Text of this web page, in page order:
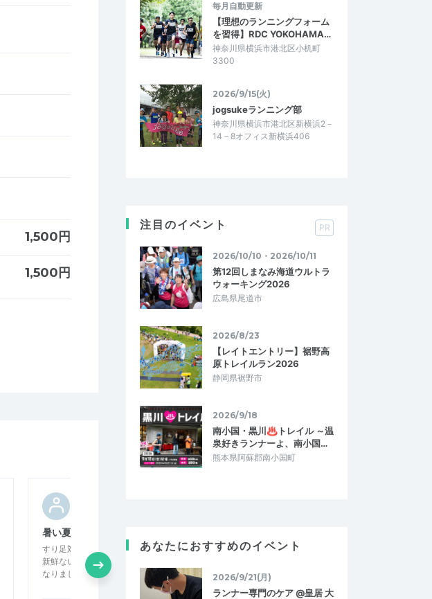
1,500円
1,500円
暑い夏にも取り組めそうなメニュー
すり足対策やサーキットトレーニングなど
新鮮ないを入れていただき、とても参考に
なりました。走り込みの練習ではないの…
理論の説明の後に実践があるので初心者に
されているので、質問し易いのも良いで…
毎月自動更新
【理想のランニングフォーム
を習得】RDC YOKOHAMA…
神奈川県横浜市港北区小机町
3300
2026/9/15(火)
jogsukeランニング部
神奈川県横浜市港北区新横浜2－
14－8オフィス新横浜406
注目のイベント PR
2026/10/10・2026/10/11
第12回しまなみ海道ウルトラ
ウォーキング2026
広島県尾道市
2026/8/23
【レイトエントリー】裾野高
原トレイルラン2026
静岡県裾野市
2026/9/18
南小国・黒川♨トレイル ～温
泉好きランナーよ、南小国…
熊本県阿蘇郡南小国町
あなたにおすすめのイベント
2026/9/21(月)
ランナー専門のケア @皇居 大